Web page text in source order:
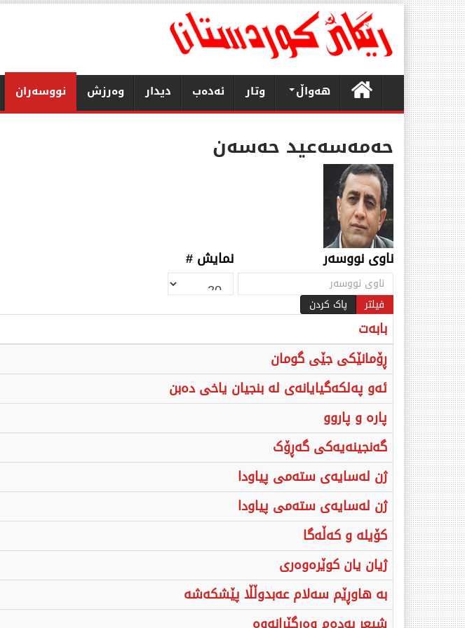
هەواڵ وتار ئەدەب دیدار وەرزش نووسەران
حەمەسەعید حەسەن
ناوی نووسەر
فیلتر پاک کردن
نمایش #
بابەت
ڕۆمانێکی جێی گومان
ئه‌و په‌لکه‌گیایانه‌‌ی له‌ بنجیان یاخی ده‌بن
پارە و پاروو
گەنجینەیەکی گەڕۆک
ژن لەسایەی ستەمی پیاودا
ژن لەسایەی ستەمی پیاودا
کۆیلە و کەڵەگا
ژیان یان کوێرەوەری
بە هاوڕێم سەلام عەبدوڵڵا پێشکەشە